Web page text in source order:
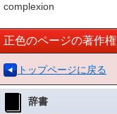
complexion
正色のページの著作権
トップページに戻る
辞書